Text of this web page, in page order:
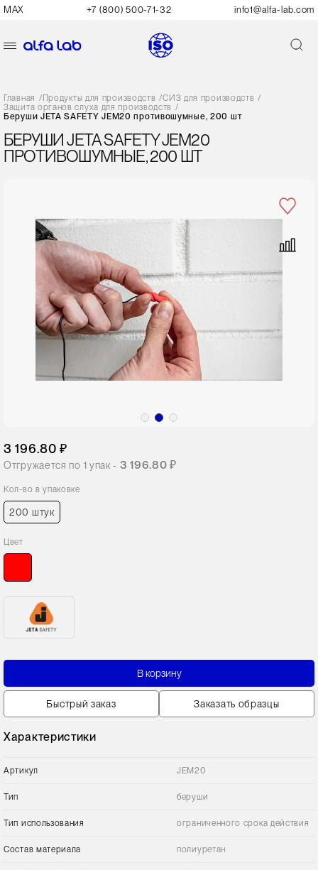
MAX +7 (800) 500-71-32 info1@alfa-lab.com
Главная / Продукты для производств /СИЗ для производств /
Защита органов слуха для производств /
Беруши JETA SAFETY JEM20 противошумные, 200 шт
БЕРУШИ JETA SAFETY JEM20
ПРОТИВОШУМНЫЕ, 200 ШТ
3 196.80 ₽
Отгружается по 1 упак - 3 196.80 ₽
Кол-во в упаковке
200 штук
Цвет
В корзину
Быстрый заказ Заказать образцы
Характеристики
Артикул JEM20
Тип беруши
Тип использования ограниченного срока действия
Состав материала полиуретан